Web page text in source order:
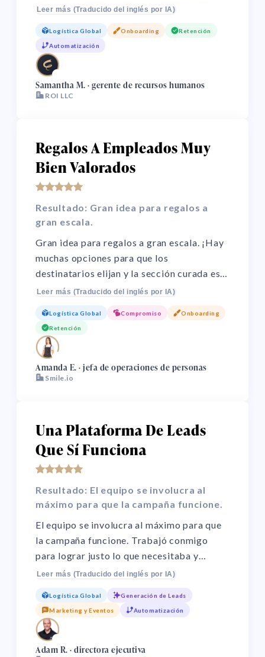
Giftpack IA les ofreció varias opciones
sentido para cada uno. El producto es fácil
de usar y gestiona los correos de
seguimiento en cada paso. Como muchos
empleados son independientes, el email fue
el mejor canal.
Leer más (Traducido del inglés por IA)
Logística Global Onboarding Retención
Automatización
🌏
Samantha M. · gerente de recursos humanos
ROI LLC
Regalos A Empleados Muy
Bien Valorados
Resultado: Gran idea para regalos a
gran escala.
Gran idea para regalos a gran escala. ¡Hay
muchas opciones para que los
destinatarios elijan y la sección curada es
muy acertada cuando el destinatario
elección del destinatario, ¡esto hace que el
regalo tenga un gran impacto para quienes
lo reciben!
Leer más (Traducido del inglés por IA)
Logística Global Compromiso Onboarding
Retención
🌏
Amanda E. · jefa de operaciones de personas
Smile.io
Una Plataforma De Leads
Que Sí Funciona
Resultado: El equipo se involucra al
máximo para que la campaña funcione.
El equipo se involucra al máximo para que
la campaña funcione. Trabajó conmigo
para lograr justo lo que necesitaba y
aportó ideas que no había considerado. Sin
generamos más de 10 reuniones en cada
campaña. Muy efectivo.
Leer más (Traducido del inglés por IA)
Logística Global Generación de Leads
Marketing y Eventos Automatización
🌏
Adam R. · directora ejecutiva